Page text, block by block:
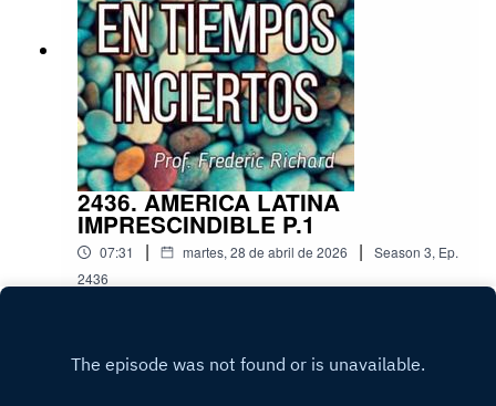
2436. AMERICA LATINA
IMPRESCINDIBLE P.1
07:31 | martes, 28 de abril de 2026 | Season 3, Ep.
2436